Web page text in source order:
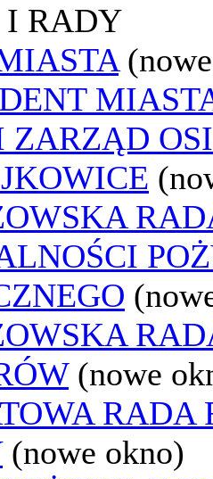
I RADY
ZARZĄD
(nowe
RADA
(nowe okno)